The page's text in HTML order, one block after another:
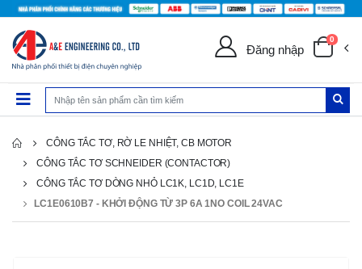
Đăng nhập
0
CÔNG TẮC TƠ, RỜ LE NHIỆT, CB MOTOR
CÔNG TẮC TƠ SCHNEIDER (CONTACTOR)
CÔNG TẮC TƠ DÒNG NHỎ LC1K, LC1D, LC1E
LC1E0610B7 - KHỞI ĐỘNG TỪ 3P 6A 1NO COIL 24VAC